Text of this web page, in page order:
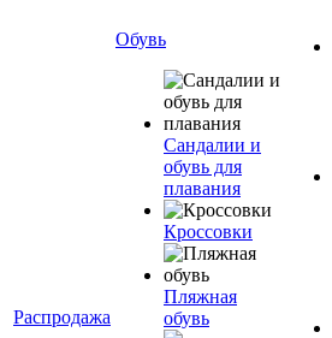
Распродажа
Обувь
Сандалии и
обувь для
плавания
Кроссовки
Пляжная
обувь